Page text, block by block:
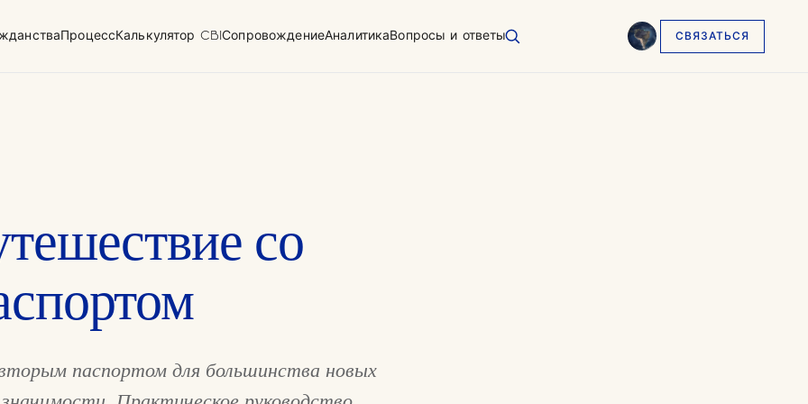
Процесс Калькулятор CBIСопровождениеАналитика Вопросы и ответы СВЯЗАТЬСЯ
со
паспортом для большинства новых